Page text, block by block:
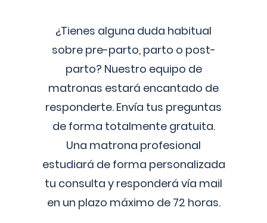
¿Tienes alguna duda habitual
sobre pre-parto, parto o post-
parto? Nuestro equipo de
matronas estará encantado de
responderte. Envía tus preguntas
de forma totalmente gratuita.
Una matrona profesional
estudiará de forma personalizada
tu consulta y responderá vía mail
en un plazo máximo de 72 horas.